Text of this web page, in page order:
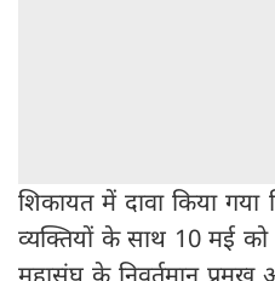
शिकायत में दावा किया
व्यक्तियों के साथ 10 मई
महासंघ के निवर्तमान